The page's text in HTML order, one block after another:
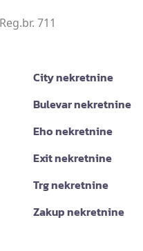
711
City nekretnine
Bulevar nekretnine
Eho nekretnine
Exit nekretnine
Trg nekretnine
Zakup nekretnine